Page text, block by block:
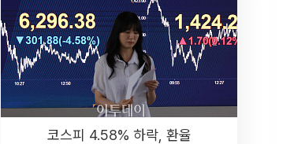
코스피 4.58% 하락, 환율